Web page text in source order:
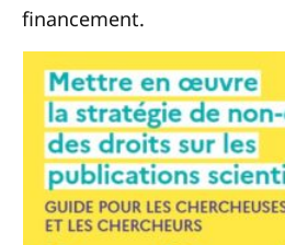
financement.